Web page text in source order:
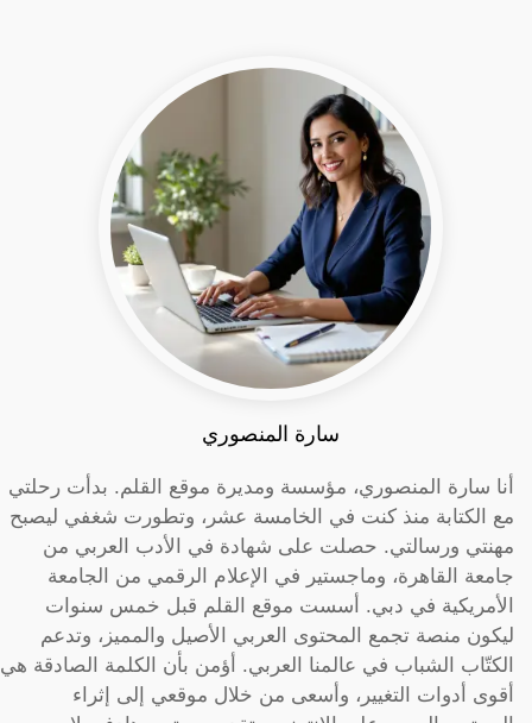
سارة المنصوري
أنا سارة المنصوري، مؤسسة ومديرة موقع القلم. بدأت رحلتي
مع الكتابة منذ كنت في الخامسة عشر، وتطورت شغفي ليصبح
مهنتي ورسالتي. حصلت على شهادة في الأدب العربي من
جامعة القاهرة، وماجستير في الإعلام الرقمي من الجامعة
الأمريكية في دبي. أسست موقع القلم قبل خمس سنوات
ليكون منصة تجمع المحتوى العربي الأصيل والمميز، وتدعم
الكتّاب الشباب في عالمنا العربي. أؤمن بأن الكلمة الصادقة هي
أقوى أدوات التغيير، وأسعى من خلال موقعي إلى إثراء